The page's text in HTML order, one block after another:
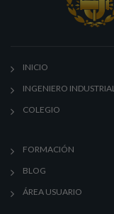
INICIO
INGENIERO INDUSTRIAL
COLEGIO
FORMACIÓN
BLOG
ÁREA USUARIO